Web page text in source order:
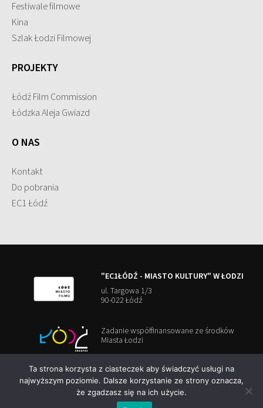
Festiwale filmowe
Kina
Szlak Łodzi Filmowej
PROJEKTY
Łódź Film Commission
Łódzka Aleja Gwiazd
O NAS
Kontakt
Do pobrania
EC1 Łódź
"EC1ŁÓDŹ - MIASTO KULTURY" W ŁODZI
ul. Targowa 1/3
90-022 Łódź
Zadanie współfinansowane ze środków
Miasta Łodzi
polityka cookies
Ta strona korzysta z ciasteczek aby świadczyć usługi na
najwyższym poziomie. Dalsze korzystanie ze strony oznacza,
że zgadzasz się na ich użycie.